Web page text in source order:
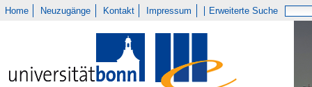
Home Neuzugänge Kontakt Impressum Erweiterte Suche